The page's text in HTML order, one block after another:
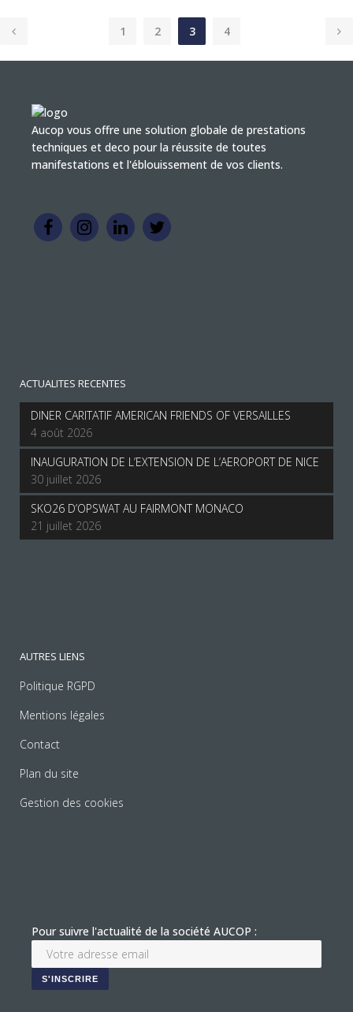
1 2 3 4
Aucop vous offre une solution globale de prestations
techniques et deco pour la réussite de toutes
manifestations et l'éblouissement de vos clients.
ACTUALITES RECENTES
DINER CARITATIF AMERICAN FRIENDS OF VERSAILLES
4 août 2026
INAUGURATION DE L’EXTENSION DE L’AEROPORT DE NICE
30 juillet 2026
SKO26 D’OPSWAT AU FAIRMONT MONACO
21 juillet 2026
AUTRES LIENS
Politique RGPD
Mentions légales
Contact
Plan du site
Gestion des cookies
Pour suivre l'actualité de la société AUCOP :